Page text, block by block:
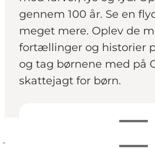
gennem 100 år. Se en
meget mere. Oplev de
fortællinger og historier
og tag børnene med på
skattejagt for børn.